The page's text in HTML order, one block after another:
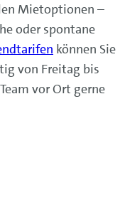
Mietoptionen –
oder spontane
können Sie
von Freitag bis
vor Ort gerne